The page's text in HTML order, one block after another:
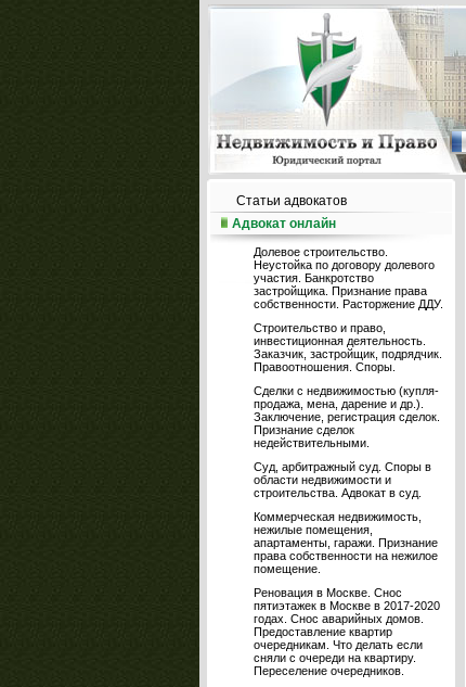
Статьи адвокатов
Адвокат онлайн
Долевое строительство.
Неустойка по договору долевого
участия. Банкротство
застройщика. Признание права
собственности. Расторжение ДДУ.
Строительство и право,
инвестиционная деятельность.
Заказчик, застройщик, подрядчик.
Правоотношения. Споры.
Сделки с недвижимостью (купля-
продажа, мена, дарение и др.).
Заключение, регистрация сделок.
Признание сделок
недействительными.
Суд, арбитражный суд. Споры в
области недвижимости и
строительства. Адвокат в суд.
Коммерческая недвижимость,
нежилые помещения,
апартаменты, гаражи. Признание
права собственности на нежилое
помещение.
Реновация в Москве. Снос
пятиэтажек в Москве в 2017-2020
годах. Снос аварийных домов.
Предоставление квартир
очередникам. Что делать если
сняли с очереди на квартиру.
Переселение очередников.